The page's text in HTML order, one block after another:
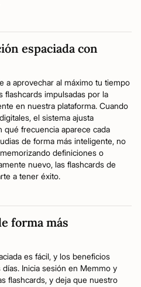
espaciada con
a aprovechar al máximo tu tiempo
flashcards impulsadas por la
en nuestra plataforma. Cuando
el sistema ajusta
qué frecuencia aparece cada
de forma más inteligente, no
definiciones o
nuevo, las flashcards de
a tener éxito.
forma más
es fácil, y los beneficios
Inicia sesión en Memmo y
flashcards, y deja que nuestro